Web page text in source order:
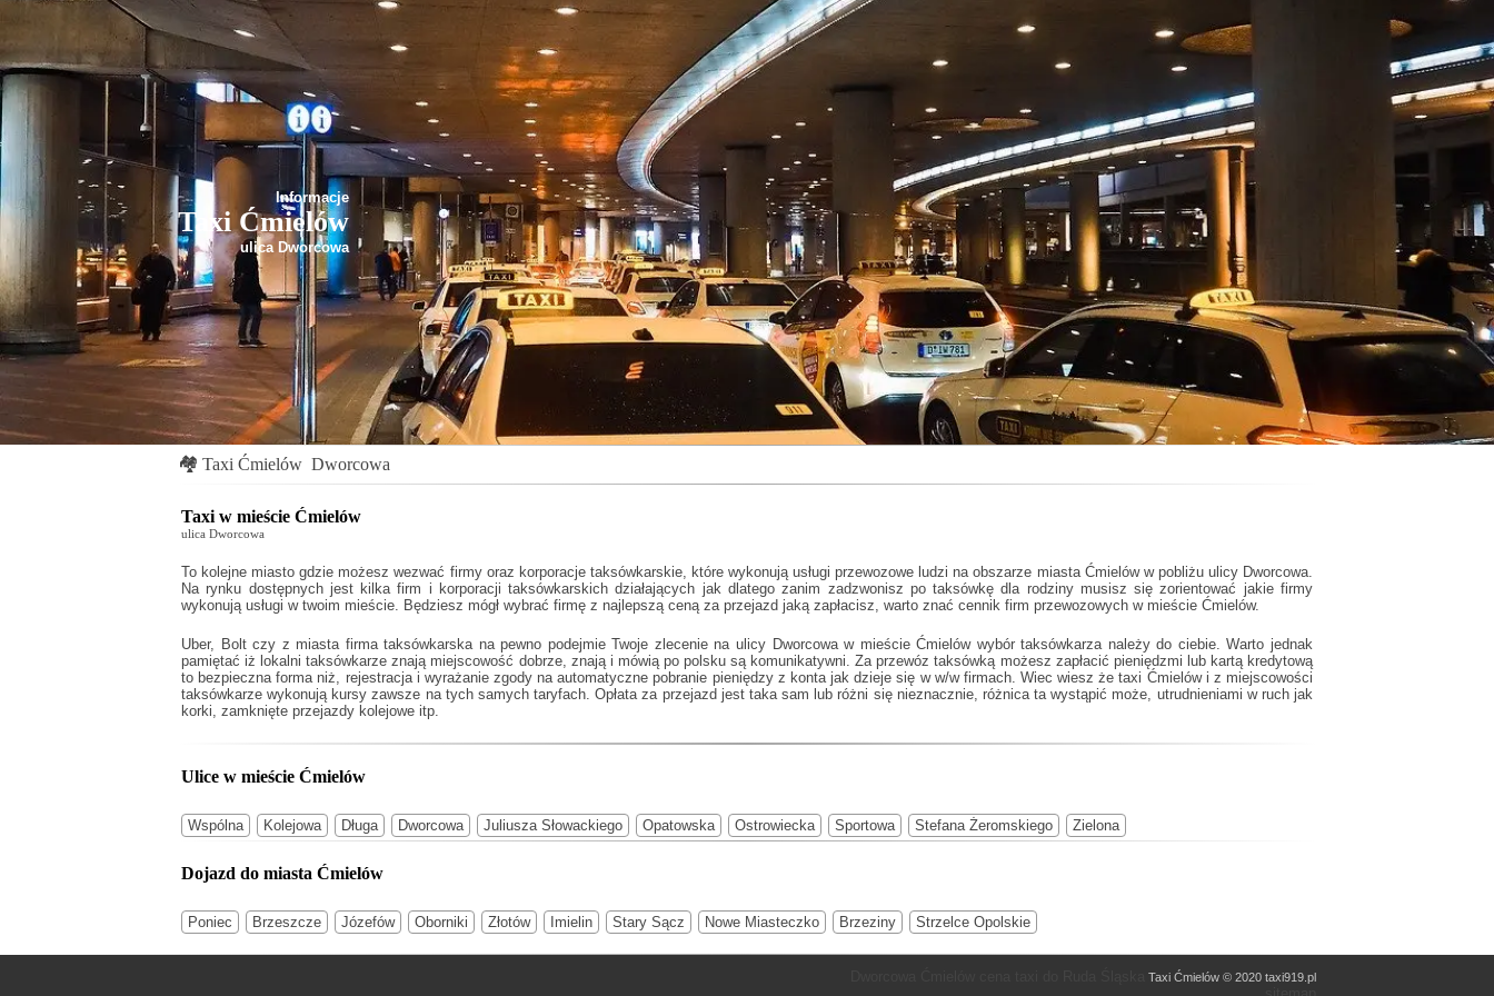
Informacje
Taxi Ćmielów
ulica Dworcowa
🏘 Taxi Ćmielów Dworcowa
Taxi w mieście Ćmielów
ulica Dworcowa
To kolejne miasto gdzie możesz wezwać firmy oraz korporacje taksówkarskie, które wykonują usługi przewozowe ludzi na obszarze miasta Ćmielów w pobliżu ulicy Dworcowa.
Na rynku dostępnych jest kilka firm i korporacji taksówkarskich działających jak dlatego zanim zadzwonisz po taksówkę dla rodziny musisz się zorientować jakie firmy
wykonują usługi w twoim mieście. Będziesz mógł wybrać firmę z najlepszą ceną za przejazd jaką zapłacisz, warto znać cennik firm przewozowych w mieście Ćmielów.
Uber, Bolt czy z miasta firma taksówkarska na pewno podejmie Twoje zlecenie na ulicy Dworcowa w mieście Ćmielów wybór taksówkarza należy do ciebie. Warto jednak
pamiętać iż lokalni taksówkarze znają miejscowość dobrze, znają i mówią po polsku są komunikatywni. Za przewóz taksówką możesz zapłacić pieniędzmi lub kartą kredytową
to bezpieczna forma niż, rejestracja i wyrażanie zgody na automatyczne pobranie pieniędzy z konta jak dzieje się w w/w firmach. Wiec wiesz żetaxi Ćmielówi z miejscowości
taksówkarze wykonują kursy zawsze na tych samych taryfach. Opłata za przejazd jest taka sam lub różni się nieznacznie, różnica ta wystąpić może, utrudnieniami w ruch jak
korki, zamknięte przejazdy kolejowe itp.
Ulice w mieście Ćmielów
Wspólna Kolejowa Długa Dworcowa Juliusza Słowackiego Opatowska Ostrowiecka Sportowa Stefana Żeromskiego Zielona
Dojazd do miasta Ćmielów
Poniec Brzeszcze Józefów Oborniki Złotów Imielin Stary Sącz Nowe Miasteczko Brzeziny Strzelce Opolskie
Taxi Ćmielów © 2020 taxi919.pl